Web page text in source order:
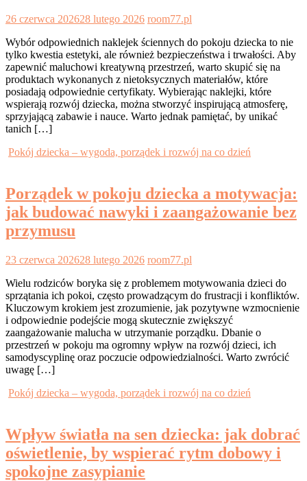
26 czerwca 202628 lutego 2026 room77.pl
Wybór odpowiednich naklejek ściennych do pokoju dziecka to nie
tylko kwestia estetyki, ale również bezpieczeństwa i trwałości. Aby
zapewnić maluchowi kreatywną przestrzeń, warto skupić się na
produktach wykonanych z nietoksycznych materiałów, które
posiadają odpowiednie certyfikaty. Wybierając naklejki, które
wspierają rozwój dziecka, można stworzyć inspirującą atmosferę,
sprzyjającą zabawie i nauce. Warto jednak pamiętać, by unikać
tanich […]
Pokój dziecka – wygoda, porządek i rozwój na co dzień
Porządek w pokoju dziecka a motywacja:
jak budować nawyki i zaangażowanie bez
przymusu
23 czerwca 202628 lutego 2026 room77.pl
Wielu rodziców boryka się z problemem motywowania dzieci do
sprzątania ich pokoi, często prowadzącym do frustracji i konfliktów.
Kluczowym krokiem jest zrozumienie, jak pozytywne wzmocnienie
i odpowiednie podejście mogą skutecznie zwiększyć
zaangażowanie malucha w utrzymanie porządku. Dbanie o
przestrzeń w pokoju ma ogromny wpływ na rozwój dzieci, ich
samodyscyplinę oraz poczucie odpowiedzialności. Warto zwrócić
uwagę […]
Pokój dziecka – wygoda, porządek i rozwój na co dzień
Wpływ światła na sen dziecka: jak dobrać
oświetlenie, by wspierać rytm dobowy i
spokojne zasypianie